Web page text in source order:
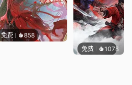
免费 858
免费 1078